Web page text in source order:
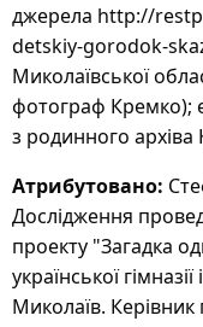
джерела http://
detskiy-gorodok-
Миколаївської
фотограф Кремко);
з родинного архіва
Атрибутовано:
Дослідження
проекту "Загадка
української
Миколаїв.